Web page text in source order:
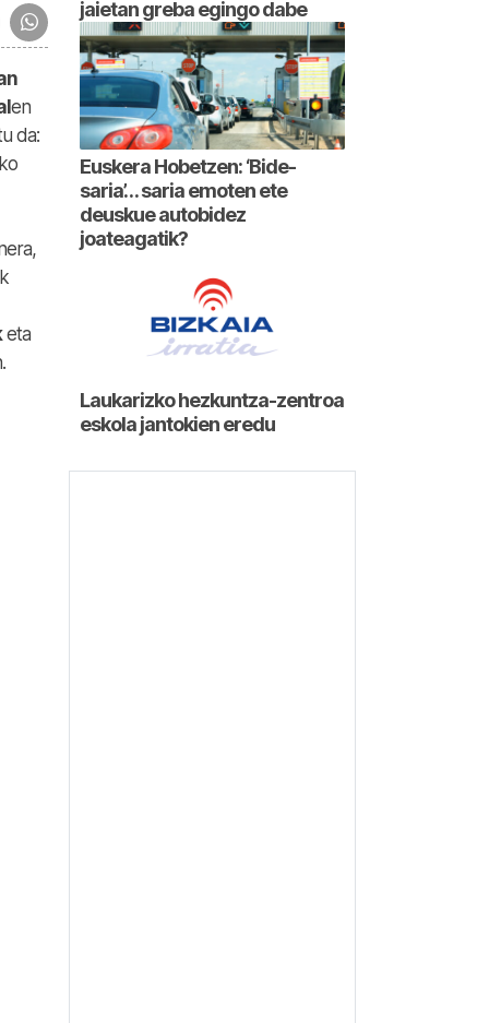
en
da:
eta
jaietan greba egingo dabe
Euskera Hobetzen: ‘Bide-
saria’… saria emoten ete
deuskue autobidez
joateagatik?
Laukarizko hezkuntza-zentroa
eskola jantokien eredu